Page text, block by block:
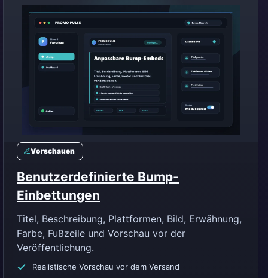
Vorschauen
Benutzerdefinierte Bump-
Einbettungen
Titel, Beschreibung, Plattformen, Bild, Erwähnung,
Farbe, Fußzeile und Vorschau vor der
Veröffentlichung.
Realistische Vorschau vor dem Versand